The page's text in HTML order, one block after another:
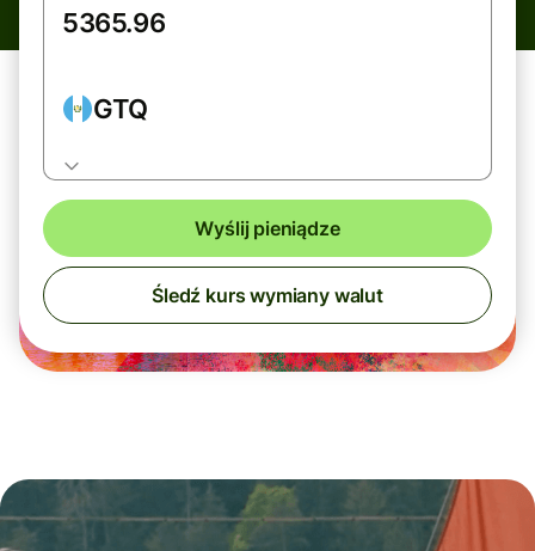
GTQ
Wyślij pieniądze
Śledź kurs wymiany walut